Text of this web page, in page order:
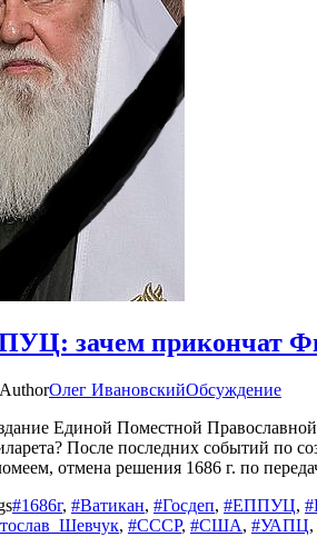
зачем прикончат
AuthorОлег ИвановскийОбсуждение
Единой Поместной
После последних событий по
отмена решения 1686 г. по
#1686г, #Ватикан, #Госдеп, #ЕППУЦ,
, #СССР, #США, #УАПЦ,